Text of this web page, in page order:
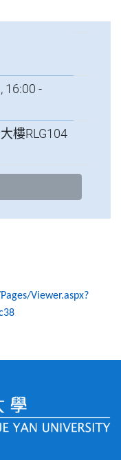
16:00 -
樓RLG104
Viewer.aspx?